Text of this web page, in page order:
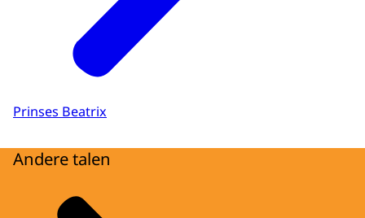
Prinses Beatrix
Andere talen